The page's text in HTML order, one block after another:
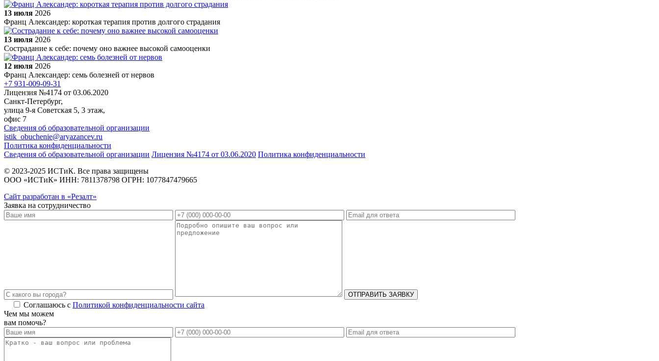
13 июля 2026
Франц Александер: короткая терапия против долгого страдания
13 июля 2026
Сострадание к себе: почему оно важнее высокой самооценки
12 июля 2026
Франц Александер: семь болезней от нервов
+7 931-009-09-31
Лицензия №4174 от 03.06.2020
Санкт-Петербург,
улица 9-я Советская 5​, 3 этаж,
офис 7
Сведения об образовательной организации
istik_obuchenie@aryazancev.ru
Политика конфиденциальности
Сведения об образовательной организации Лицензия №4174 от 03.06.2020 Политика конфиденциальности
© 2023-2025 ИСТиК. Все права защищены
ООО «ИСТиК» ИНН: 7811378798 ОГРН: 1077847479665
Сайт разработан в «Резалт»
Заявка на сотрудничество
ОТПРАВИТЬ ЗАЯВКУ
Соглашаюсь с Политикой конфиденциальности сайта
Alternative:
Чем мы можем
вам помочь?